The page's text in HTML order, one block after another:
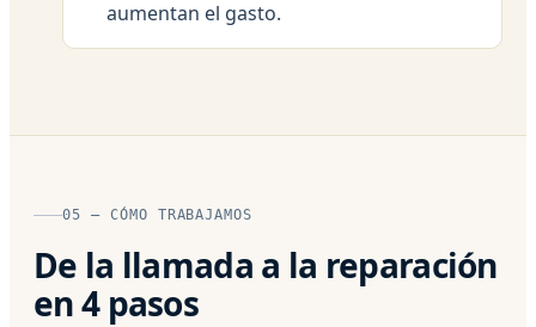
aumentan el gasto.
05 — CÓMO TRABAJAMOS
De la llamada a la reparación
en 4 pasos